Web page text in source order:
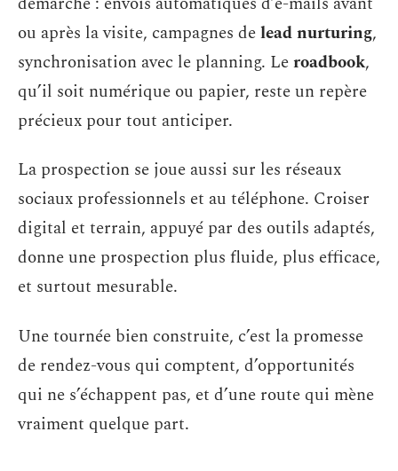
ou après la visite, campagnes delead nurturing,
synchronisation avec le planning. Leroadbook,
qu’il soit numérique ou papier, reste un repère
précieux pour tout anticiper.
La prospection se joue aussi sur les réseaux
sociaux professionnels et au téléphone. Croiser
digital et terrain, appuyé par des outils adaptés,
donne une prospection plus fluide, plus efficace,
et surtout mesurable.
Une tournée bien construite, c’est la promesse
de rendez-vous qui comptent, d’opportunités
qui ne s’échappent pas, et d’une route qui mène
vraiment quelque part.